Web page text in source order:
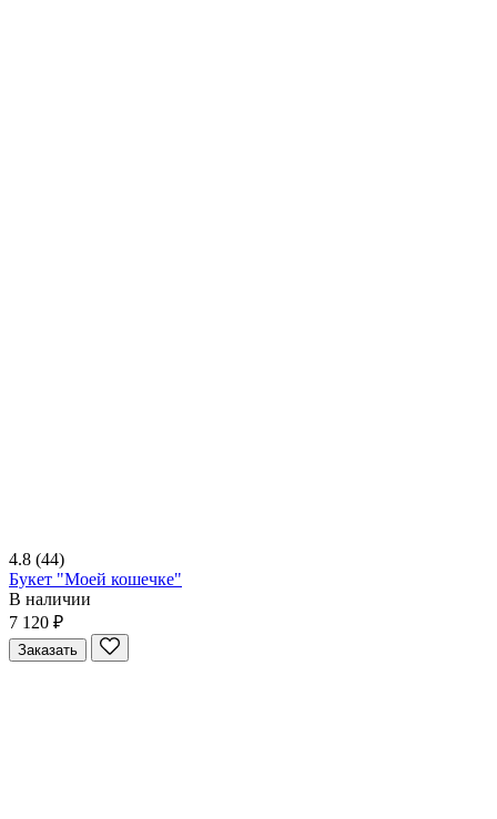
4.8 (44)
Букет "Моей кошечке"
В наличии
7 120 ₽
Заказать